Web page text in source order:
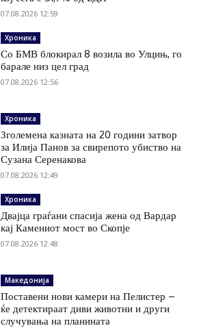
07.08.2026 12:59
Хроника
Со БМВ блокирал 8 возила во Улцињ, го
барале низ цел град
07.08.2026 12:56
Хроника
Зголемена казната на 20 години затвор
за Илија Панов за свирепото убиство на
Сузана Серенакова
07.08.2026 12:49
Хроника
Двајца граѓани спасија жена од Вардар
кај Камениот мост во Скопје
07.08.2026 12:48
Македонија
Поставени нови камери на Пелистер –
ќе детектираат диви животни и други
случувања на планината